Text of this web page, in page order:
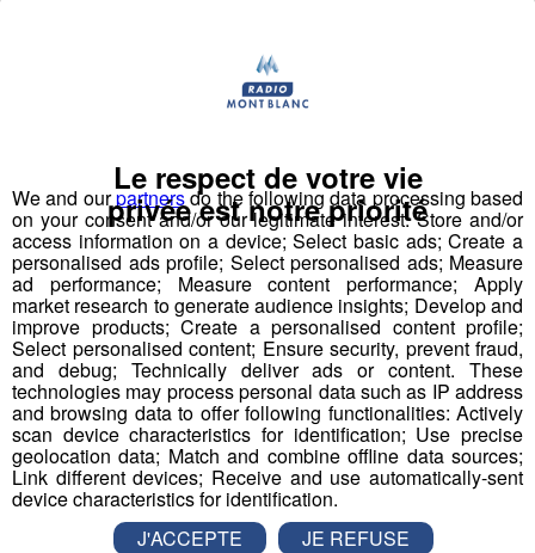
Partager sur Twitter
Vous en voulez encore ?
We and ourpartnersdo the following data processing based
on your consent and/or our legitimate interest: Store and/or
access information on a device; Select basic ads; Create a
personalised ads profile; Select personalised ads; Measure
ad performance; Measure content performance; Apply
market research to generate audience insights; Develop and
improve products; Create a personalised content profile;
Select personalised content; Ensure security, prevent fraud,
and debug; Technically deliver ads or content. These
technologies may process personal data such as IP address
and browsing data to offer following functionalities: Actively
scan device characteristics for identification; Use precise
geolocation data; Match and combine offline data sources;
Link different devices; Receive and use automatically-sent
device characteristics for identification.
Le respect de votre vie
privée est notre priorité
J'ACCEPTE
JE REFUSE